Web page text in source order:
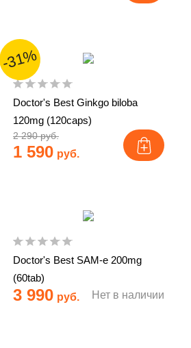
Doctor's Best Ginkgo biloba
120mg (120caps)
2 290 руб.
1 590 руб.
-31%
Doctor's Best SAM-e 200mg
(60tab)
3 990 руб. Нет в наличии